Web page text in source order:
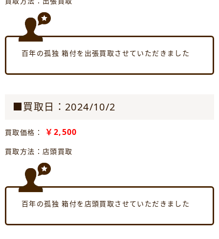
百年の孤独 箱付を出張買取させていただきました
■買取日：2024/10/2
買取価格： ￥2,500
買取方法：店頭買取
百年の孤独 箱付を店頭買取させていただきました